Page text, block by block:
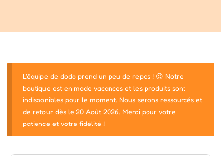
L'équipe de dodo prend un peu de repos ! 😉 Notre
boutique est en mode vacances et les produits sont
indisponibles pour le moment. Nous serons ressourcés et
de retour dès le 20 Août 2026. Merci pour votre
patience et votre fidélité !